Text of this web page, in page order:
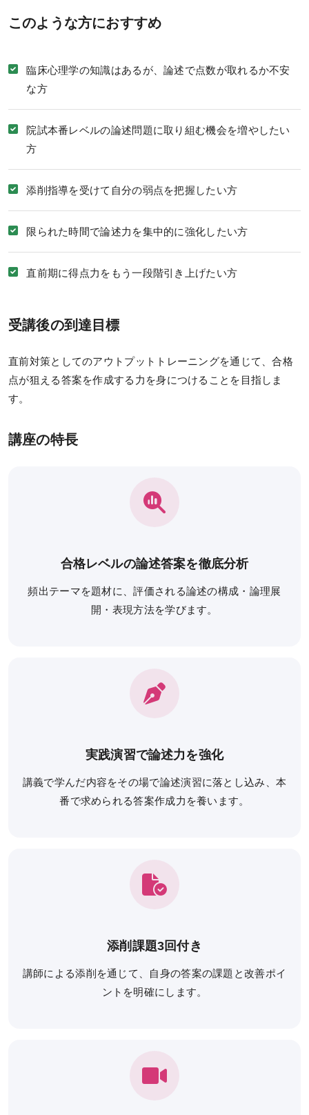
受講料（通学講座）
受講までの流れ
受講サポート
過去のガイダンス・説明会
資料請求／
デジタルパンフレット
KALSメディア
受講タイミングの目安
講義サンプル動画
KALSをはじめる
このような方におすすめ
臨床心理学の知識はあるが、論述で点数が取れるか不安
な方
院試本番レベルの論述問題に取り組む機会を増やしたい
方
添削指導を受けて自分の弱点を把握したい方
限られた時間で論述力を集中的に強化したい方
直前期に得点力をもう一段階引き上げたい方
受講後の到達目標
直前対策としてのアウトプットトレーニングを通じて、合格
点が狙える答案を作成する力を身につけることを目指しま
す。
講座の特長
合格レベルの論述答案を徹底分析
頻出テーマを題材に、評価される論述の構成・論理展
開・表現方法を学びます。
実践演習で論述力を強化
講義で学んだ内容をその場で論述演習に落とし込み、本
番で求められる答案作成力を養います。
添削課題3回付き
講師による添削を通じて、自身の答案の課題と改善ポイ
ントを明確にします。